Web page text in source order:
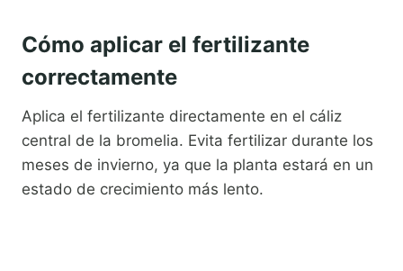
Cómo aplicar el fertilizante
correctamente
Aplica el fertilizante directamente en el cáliz
central de la bromelia. Evita fertilizar durante los
meses de invierno, ya que la planta estará en un
estado de crecimiento más lento.